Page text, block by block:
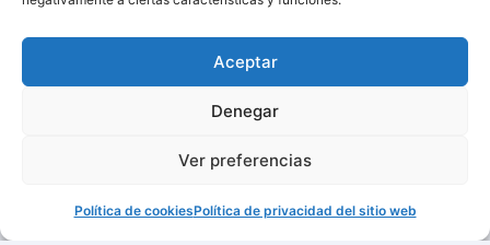
Aceptar
Denegar
Ver preferencias
Política de cookiesPolítica de privacidad del sitio web